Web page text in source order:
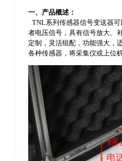
一、产品概述：
TNL系列传感器信号变送器
者电压信号，具有信号放大、
定制，灵活组配，功能强大，
各种传感器，将采集仪或上位